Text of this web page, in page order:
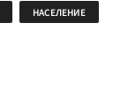
НАСЕЛЕНИЕ